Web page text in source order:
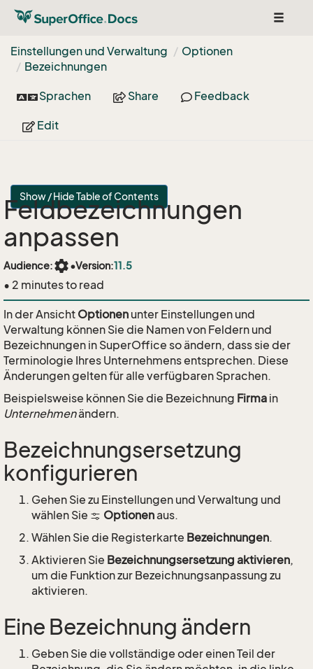
Toggle
Einstellungen und Verwaltung
Optionen
Bezeichnungen
Sprachen Share Feedback
Edit
Show / Hide Table of Contents
Feldbezeichnungen
anpassen
Audience:settings•Version:11.5
• 2 minutes to read
In der Ansicht Optionen unter Einstellungen und
Verwaltung können Sie die Namen von Feldern und
Bezeichnungen in SuperOffice so ändern, dass sie der
Terminologie Ihres Unternehmens entsprechen. Diese
Änderungen gelten für alle verfügbaren Sprachen.
Beispielsweise können Sie die Bezeichnung Firma in
Unternehmenändern.
Bezeichnungsersetzung
konfigurieren
Gehen Sie zu Einstellungen und Verwaltung und
wählen Sie
Optionenaus.
Wählen Sie die Registerkarte Bezeichnungen.
Aktivieren Sie Bezeichnungsersetzung aktivieren,
um die Funktion zur Bezeichnungsanpassung zu
aktivieren.
Eine Bezeichnung ändern
Geben Sie die vollständige oder einen Teil der